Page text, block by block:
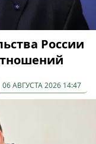
России
06 АВГУСТА 2026 14:47